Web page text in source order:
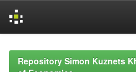
navigationRepository Simon Kuznets